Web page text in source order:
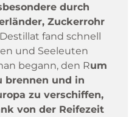
durch
Zuckerrohr
fand schnell
und Seeleuten
begann, den Rum
brennen und in
zu verschiffen,
von der Reifezeit